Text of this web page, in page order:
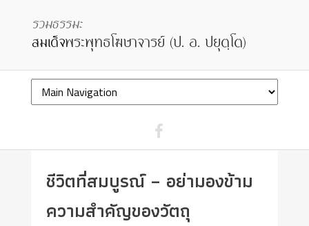
ชีวิตที่สมบูรณ์ – อย่ามองข้าม
ความสำคัญของวัตถุ